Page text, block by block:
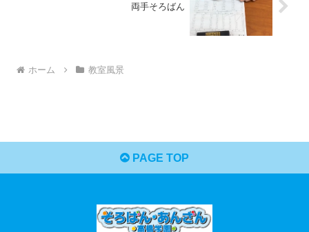
両手そろばん
ホーム 教室風景
PAGE TOP